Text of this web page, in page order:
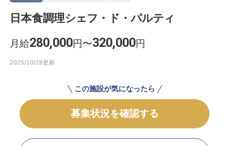
採用をお考えの企業様へ
日本食調理シェフ・ド・パルティ
月給280,000円〜320,000円
この施設が気になったら
募集状況を確認する